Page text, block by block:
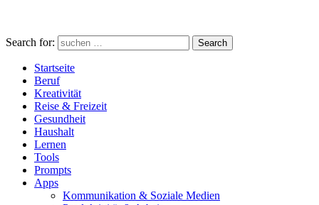
Search for: Search
Startseite
Beruf
Kreativität
Reise & Freizeit
Gesundheit
Haushalt
Lernen
Tools
Prompts
Apps
Kommunikation & Soziale Medien